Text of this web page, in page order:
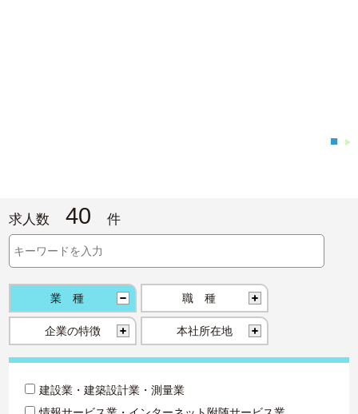
■ ▶
求人数 40 件
業種 職種
企業の特徴 本社所在地
建設業・建築設計業・測量業